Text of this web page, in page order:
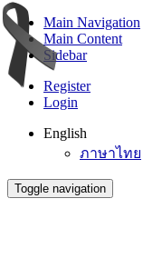
Main Navigation
Main Content
Sidebar
Register
Login
English
ภาษาไทย
Toggle navigation